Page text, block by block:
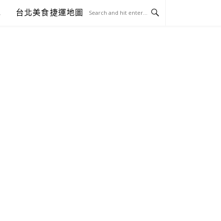
台北美食捷運地圖